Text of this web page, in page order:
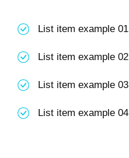
List item example 01
List item example 02
List item example 03
List item example 04